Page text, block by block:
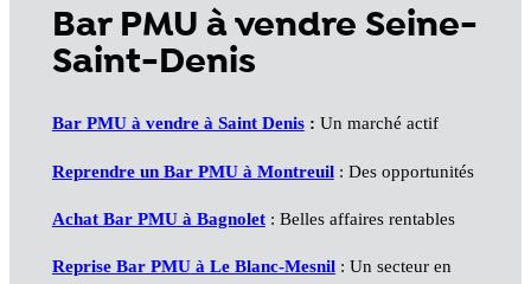
Bar PMU à vendre Seine-
Saint-Denis
Bar PMU à vendre à Saint Denis: Un marché actif
Reprendre un Bar PMU à Montreuil: Des opportunités
Achat Bar PMU à Bagnolet: Belles affaires rentables
Reprise Bar PMUà Le Blanc-Mesnil: Un secteur en